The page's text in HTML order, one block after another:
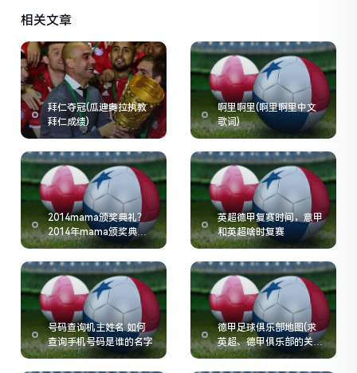
相关文章
拜仁夺冠(瓜迪奥拉执教
拜仁成绩)
啊里啊里(啊里啊里中文
歌词)
2014mama颁奖典礼？
2014年mama颁奖典礼
有谁参加了
英超德甲复赛时间，意甲
和英超啥时复赛
号码查询机主姓名 如何
查询手机号码是谁的名字
德甲足球俱乐部地图(求
英超、德甲俱乐部的关系
图)